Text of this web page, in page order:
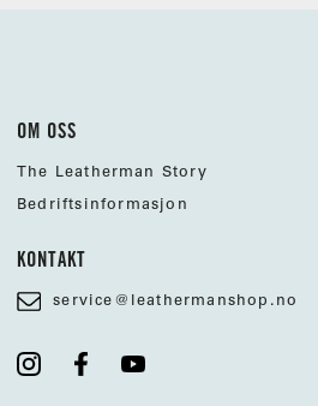
OM OSS
The Leatherman Story
Bedriftsinformasjon
KONTAKT
service@leathermanshop.no